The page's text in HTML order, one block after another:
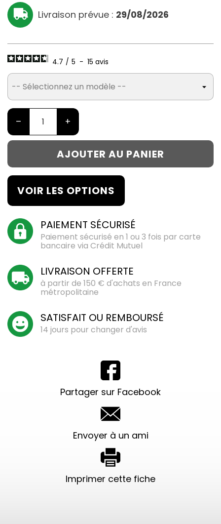
Livraison prévue : 29/08/2026
4.7 / 5 - 15 avis
– +
AJOUTER AU PANIER
VOIR LES OPTIONS
PAIEMENT SÉCURISÉ
Paiement sécurisé en 1 ou 3 fois par carte
bancaire via Crédit Mutuel
LIVRAISON OFFERTE
à partir de 150 € d'achats en France
métropolitaine
SATISFAIT OU REMBOURSÉ
14 jours pour changer d'avis
Partager sur Facebook
Envoyer à un ami
Imprimer cette fiche